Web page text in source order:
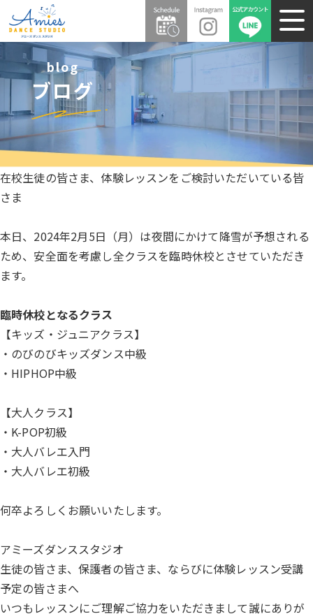
blog
ブログ
在校生徒の皆さま、体験レッスンをご検討いただいている皆
さま
本日、2024年2月5日（月）は夜間にかけて降雪が予想される
ため、安全面を考慮し全クラスを臨時休校とさせていただき
ます。
臨時休校となるクラス
【キッズ・ジュニアクラス】
・のびのびキッズダンス中級
・HIPHOP中級
【大人クラス】
・K-POP初級
・大人バレエ入門
・大人バレエ初級
何卒よろしくお願いいたします。
アミーズダンススタジオ
生徒の皆さま、保護者の皆さま、ならびに体験レッスン受講
予定の皆さまへ
いつもレッスンにご理解ご協力をいただきまして誠にありが